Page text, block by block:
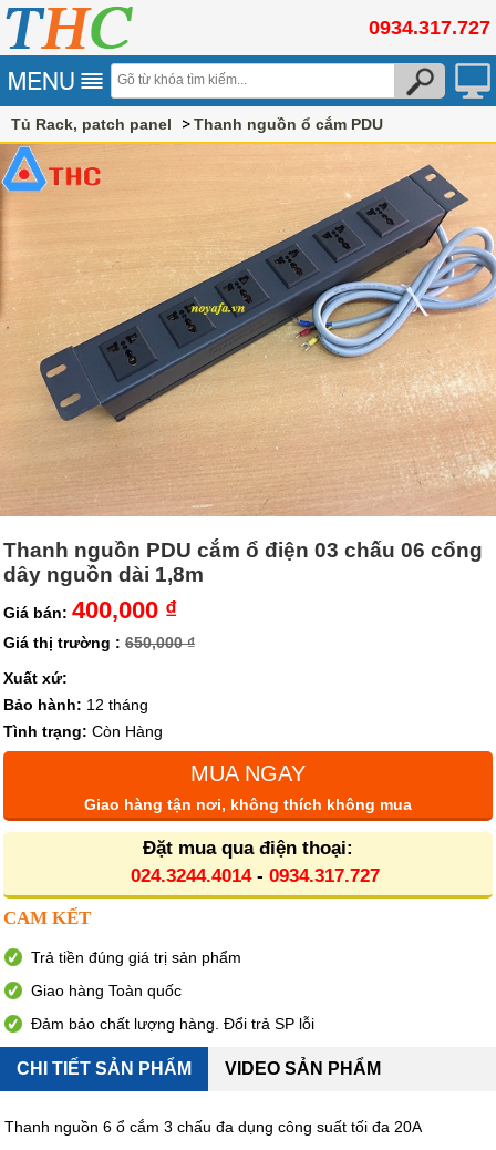
0934.317.727
Tủ Rack, patch panel Thanh nguồn ổ cắm PDU
Thanh nguồn PDU cắm ổ điện 03 chấu 06 cổng
dây nguồn dài 1,8m
Giá bán: 400,000 ₫
Giá thị trường : 650,000 ₫
Xuất xứ:
Bảo hành: 12 tháng
Tình trạng: Còn Hàng
MUA NGAY
Giao hàng tận nơi, không thích không mua
Đặt mua qua điện thoại:
024.3244.4014- 0934.317.727
CAM KẾT
Trả tiền đúng giá trị sản phẩm
Giao hàng Toàn quốc
Đảm bảo chất lượng hàng. Đổi trả SP lỗi
CHI TIẾT SẢN PHẨM VIDEO SẢN PHẨM
Thanh nguồn 6 ổ cắm 3 chấu đa dụng công suất tối đa 20A